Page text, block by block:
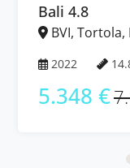
Bali 4.8
BVI,
2022
5.348 €